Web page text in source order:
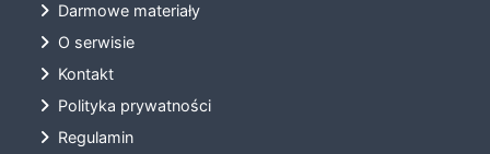
Darmowe materiały
O serwisie
Kontakt
Polityka prywatności
Regulamin